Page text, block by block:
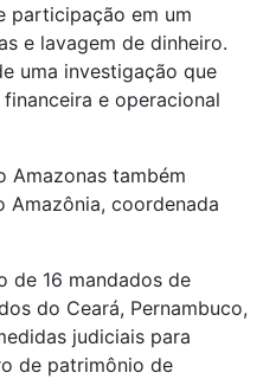
participação em um
e lavagem de dinheiro.
uma investigação que
e operacional
Amazonas também
Amazônia, coordenada
de 16 mandados de
do Ceará, Pernambuco,
judiciais para
de patrimônio de